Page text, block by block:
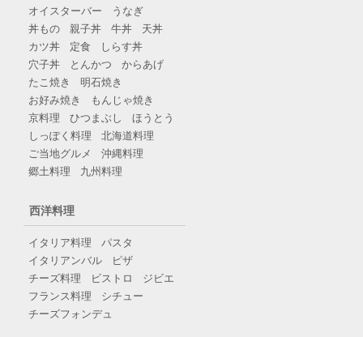
オイスターバー
うなぎ
丼もの
親子丼 牛丼
天丼
カツ丼
定食
しらす丼
穴子丼
とんかつ
からあげ
たこ焼き
明石焼き
お好み焼き
もんじゃ焼き
京料理
ひつまぶし
ほうとう
しっぽく料理
北海道料理
ご当地グルメ
沖縄料理
郷土料理
九州料理
西洋料理
イタリア料理
パスタ
イタリアンバル
ピザ
チーズ料理
ビストロ
ジビエ
フランス料理
シチュー
チーズフォンデュ